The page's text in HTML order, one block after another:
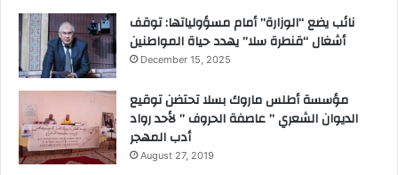
نائب يضع “الوزارة” أمام مسؤولياتها: توقف
أشغال “قنطرة سلا” يهدد حياة المواطنين
December 15, 2025
مؤسسة أطلس ماروك بسلا تحتضن توقيع
الديوان الشعري ” عاصفة الحروف ” لأحد رواد
أدب المهجر
August 27, 2019